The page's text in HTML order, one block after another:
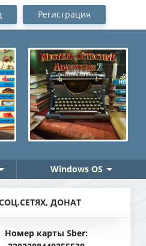
Регистрация
Windows OS
ДОНАТ
Номер карты Sber: